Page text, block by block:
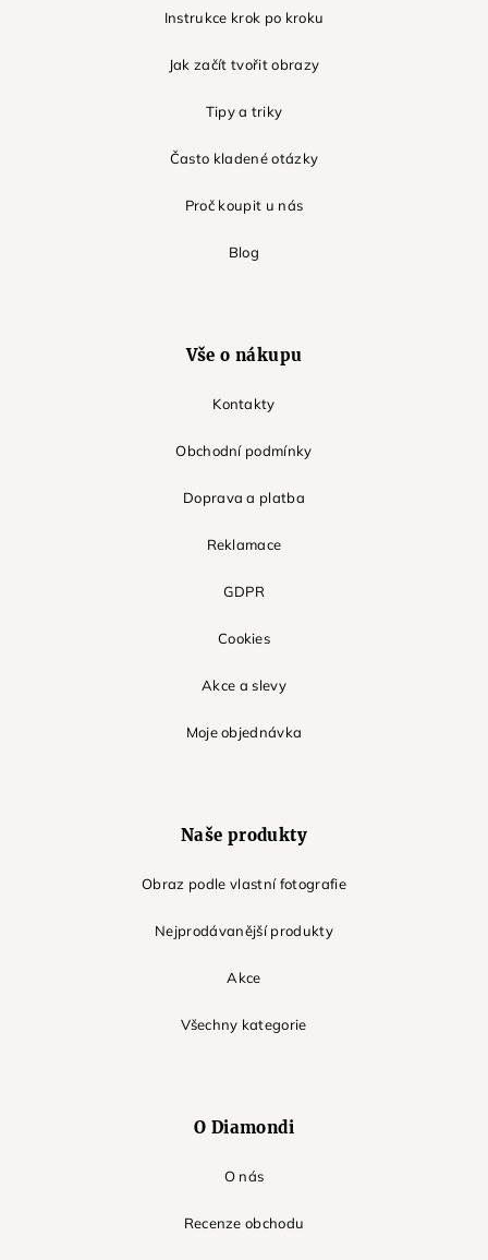
Instrukce krok po kroku
Jak začít tvořit obrazy
Tipy a triky
Často kladené otázky
Proč koupit u nás
Blog
Vše o nákupu
Kontakty
Obchodní podmínky
Doprava a platba
Reklamace
GDPR
Cookies
Akce a slevy
Moje objednávka
Naše produkty
Obraz podle vlastní fotografie
Nejprodávanější produkty
Akce
Všechny kategorie
O Diamondi
O nás
Recenze obchodu